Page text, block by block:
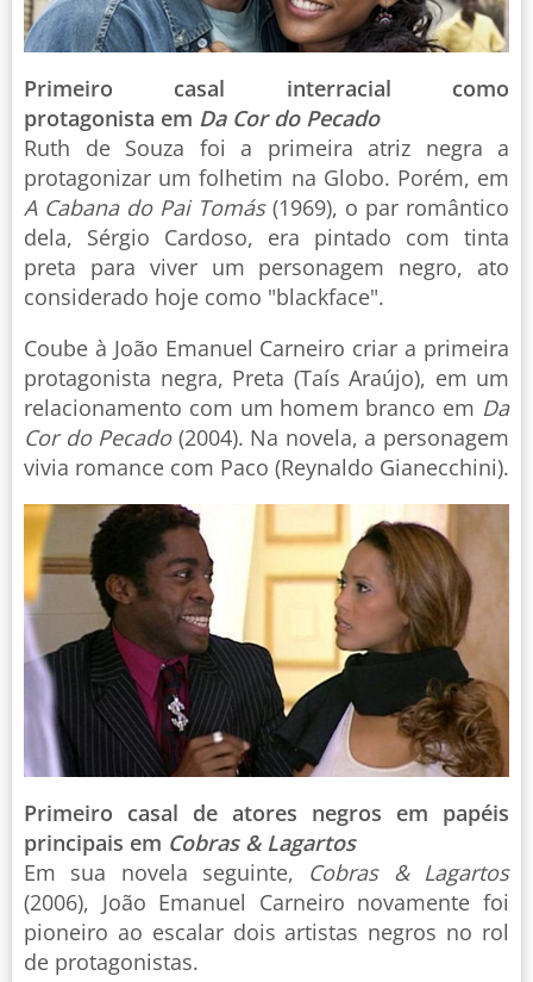
Primeiro casal interracial como
protagonista em Da Cor do Pecado
Ruth de Souza foi a primeira atriz negra a
protagonizar um folhetim na Globo. Porém, em
A Cabana do Pai Tomás(1969), o par romântico
dela, Sérgio Cardoso, era pintado com tinta
preta para viver um personagem negro, ato
considerado hoje como "blackface".
Coube à João Emanuel Carneiro criar a primeira
protagonista negra, Preta (Taís Araújo), em um
relacionamento com um homem branco em Da
Cor do Pecado(2004). Na novela, a personagem
vivia romance com Paco (Reynaldo Gianecchini).
Primeiro casal de atores negros em papéis
principais em Cobras & Lagartos
Em sua novela seguinte, Cobras & Lagartos
(2006), João Emanuel Carneiro novamente foi
pioneiro ao escalar dois artistas negros no rol
de protagonistas.